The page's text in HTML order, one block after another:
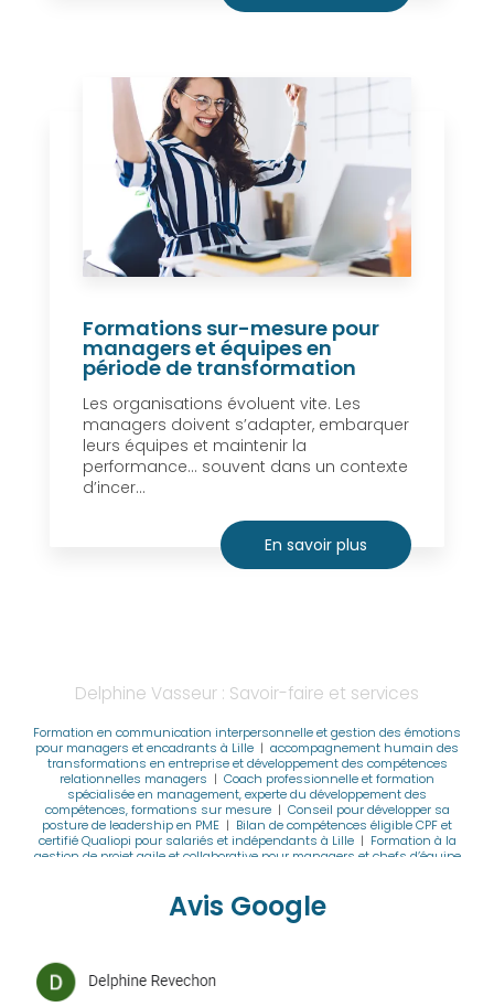
Formations sur-mesure pour
managers et équipes en
période de transformation
Les organisations évoluent vite. Les
managers doivent s’adapter, embarquer
leurs équipes et maintenir la
performance… souvent dans un contexte
d’incer...
En savoir plus
Delphine Vasseur : Savoir-faire et services
Formation en communication interpersonnelle et gestion des émotions
pour managers et encadrants à Lille | accompagnement humain des
transformations en entreprise et développement des compétences
relationnelles managers | Coach professionnelle et formation
spécialisée en management, experte du développement des
compétences, formations sur mesure| Conseil pour développer sa
posture de leadership en PME | Bilan de compétences éligible CPF et
certifié Qualiopi pour salariés et indépendants à Lille| Formation à la
gestion de projet agile et collaborative pour managers et chefs d’équipe
DISC pour améliorer la collaboration et le management d’équipe à Lille
Coach professionnelle et formatrice spécialisée en management
pour managers et cadres en transition professionnelle à Lille avec
accompagnement certifié
Avis Google